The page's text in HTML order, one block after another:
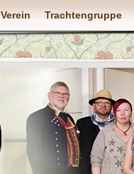
Verein Trachtengruppe